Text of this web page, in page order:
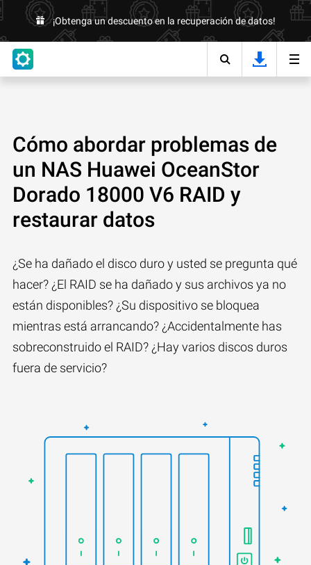
¡Obtenga un descuento en la recuperación de datos!
Cómo abordar problemas de
un NAS Huawei OceanStor
Dorado 18000 V6 RAID y
restaurar datos
¿Se ha dañado el disco duro y usted se pregunta qué
hacer? ¿El RAID se ha dañado y sus archivos ya no
están disponibles? ¿Su dispositivo se bloquea
mientras está arrancando? ¿Accidentalmente has
sobreconstruido el RAID? ¿Hay varios discos duros
fuera de servicio?